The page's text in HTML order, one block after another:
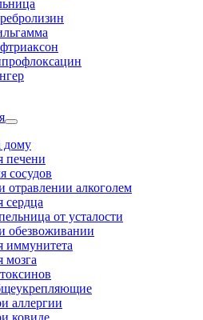
дому
печени
сосудов
отравлении алкоголем
сердца
от усталости
обезвоживании
иммунитета
мозга
аллергии
ковиде